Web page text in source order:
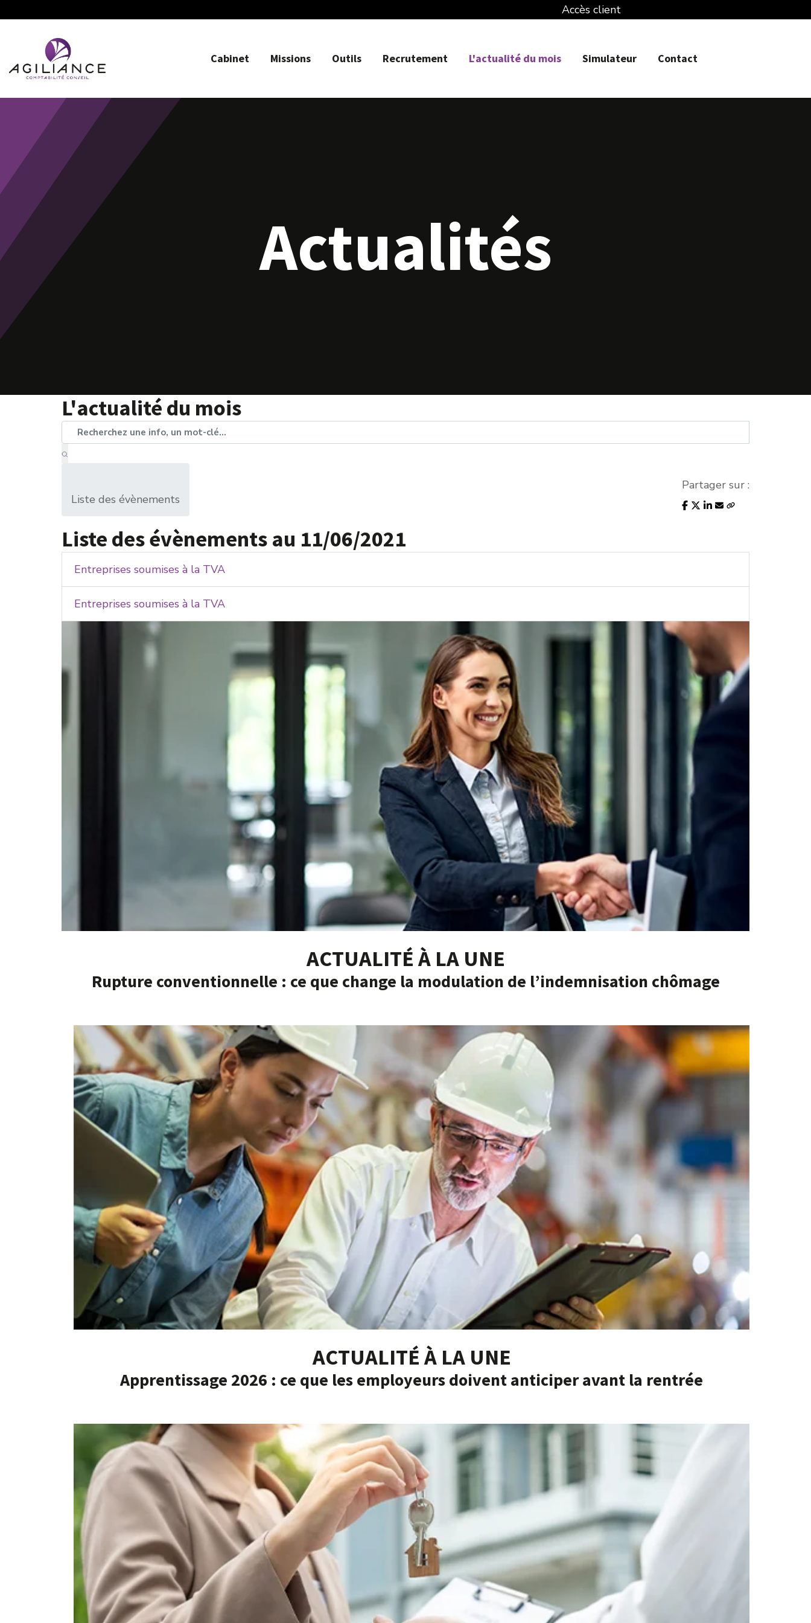
Accès client
Cabinet Missions Outils Recrutement L'actualité du mois Simulateur Contact
Actualités
L'actualité du mois
Liste des évènements
Partager sur :
Liste des évènements au 11/06/2021
Entreprises soumises à la TVA
Entreprises soumises à la TVA
ACTUALITÉ À LA UNE
Rupture conventionnelle : ce que change la modulation de l’indemnisation chômage
ACTUALITÉ À LA UNE
Apprentissage 2026 : ce que les employeurs doivent anticiper avant la rentrée